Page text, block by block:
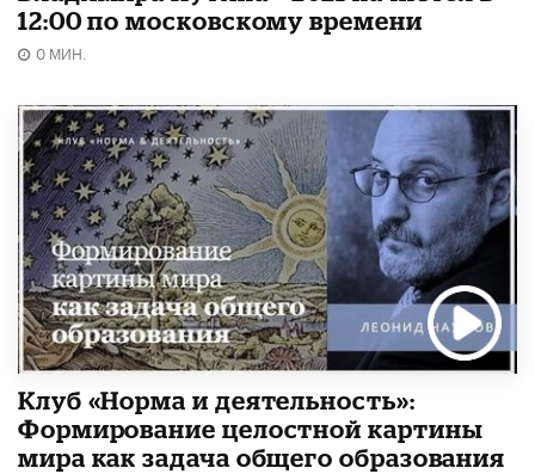
12:00 по московскому времени
0 МИН.
Клуб «Норма и деятельность»:
Формирование целостной картины
мира как задача общего образования